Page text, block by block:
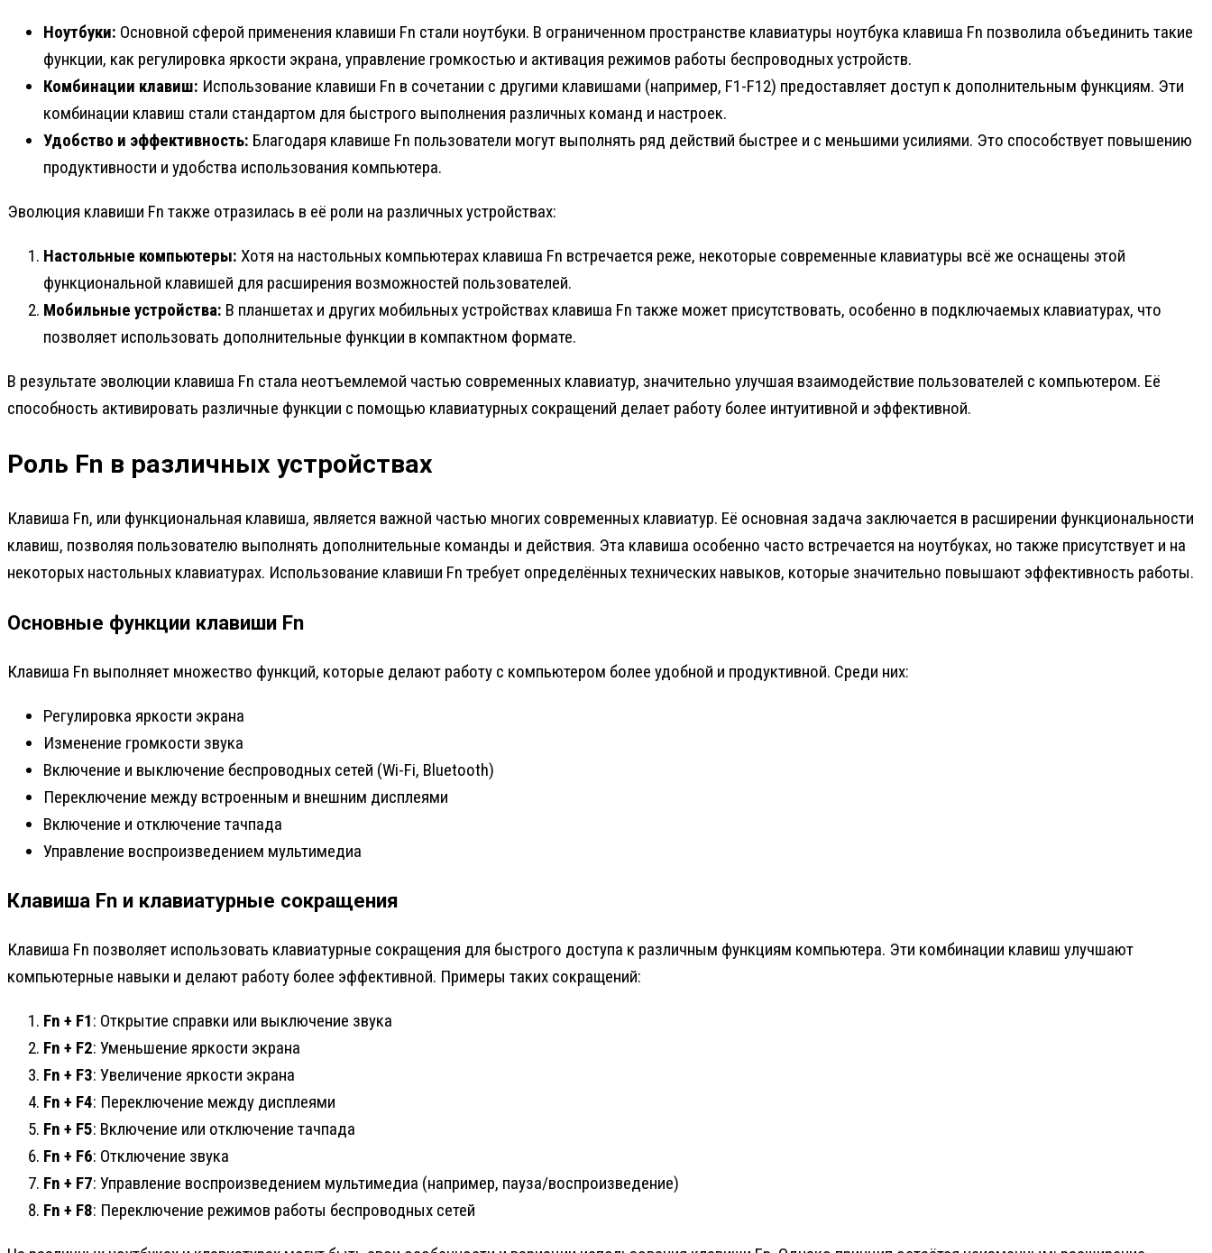
Ноутбуки: Основной сферой применения клавиши Fn стали ноутбуки. В ограниченном пространстве клавиатуры ноутбука клавиша Fn позволила объединить такие
функции, как регулировка яркости экрана, управление громкостью и активация режимов работы беспроводных устройств.
Комбинации клавиш: Использование клавиши Fn в сочетании с другими клавишами (например, F1-F12) предоставляет доступ к дополнительным функциям. Эти
комбинации клавиш стали стандартом для быстрого выполнения различных команд и настроек.
Удобство и эффективность: Благодаря клавише Fn пользователи могут выполнять ряд действий быстрее и с меньшими усилиями. Это способствует повышению
продуктивности и удобства использования компьютера.
Эволюция клавиши Fn также отразилась в её роли на различных устройствах:
Настольные компьютеры: Хотя на настольных компьютерах клавиша Fn встречается реже, некоторые современные клавиатуры всё же оснащены этой
функциональной клавишей для расширения возможностей пользователей.
Мобильные устройства: В планшетах и других мобильных устройствах клавиша Fn также может присутствовать, особенно в подключаемых клавиатурах, что
позволяет использовать дополнительные функции в компактном формате.
В результате эволюции клавиша Fn стала неотъемлемой частью современных клавиатур, значительно улучшая взаимодействие пользователей с компьютером. Её
способность активировать различные функции с помощью клавиатурных сокращений делает работу более интуитивной и эффективной.
Роль Fn в различных устройствах
Клавиша Fn, или функциональная клавиша, является важной частью многих современных клавиатур. Её основная задача заключается в расширении функциональности
клавиш, позволяя пользователю выполнять дополнительные команды и действия. Эта клавиша особенно часто встречается на ноутбуках, но также присутствует и на
некоторых настольных клавиатурах. Использование клавиши Fn требует определённых технических навыков, которые значительно повышают эффективность работы.
Основные функции клавиши Fn
Клавиша Fn выполняет множество функций, которые делают работу с компьютером более удобной и продуктивной. Среди них:
Регулировка яркости экрана
Изменение громкости звука
Включение и выключение беспроводных сетей (Wi-Fi, Bluetooth)
Переключение между встроенным и внешним дисплеями
Включение и отключение тачпада
Управление воспроизведением мультимедиа
Клавиша Fn и клавиатурные сокращения
Клавиша Fn позволяет использовать клавиатурные сокращения для быстрого доступа к различным функциям компьютера. Эти комбинации клавиш улучшают
компьютерные навыки и делают работу более эффективной. Примеры таких сокращений:
Fn + F1: Открытие справки или выключение звука
Fn + F2: Уменьшение яркости экрана
Fn + F3: Увеличение яркости экрана
Fn + F4: Переключение между дисплеями
Fn + F5: Включение или отключение тачпада
Fn + F6: Отключение звука
Fn + F7: Управление воспроизведением мультимедиа (например, пауза/воспроизведение)
Fn + F8: Переключение режимов работы беспроводных сетей